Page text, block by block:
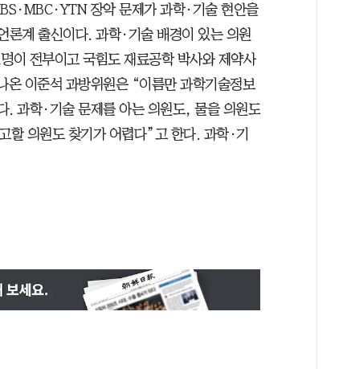
장악 문제가 과학·기술 현안을
론계 출신이다. 과학·기술 배경이 있는 의원
이 전부이고 국힘도 재료공학 박사와 제약사
온 이준석 과방위원은 “이름만 과학기술정보
. 과학·기술 문제를 아는 의원도, 물을 의원도
할 의원도 찾기가 어렵다”고 한다. 과학·기